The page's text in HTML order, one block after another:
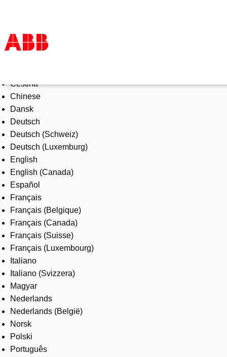
Products & Solutions
Industries
Services
About us
Where to buy
Contact us
Careers
Čeština
Chinese
Dansk
Deutsch
Deutsch (Schweiz)
Deutsch (Luxemburg)
English
English (Canada)
Español
Français
Français (Belgique)
Français (Canada)
Français (Suisse)
Français (Luxembourg)
Italiano
Italiano (Svizzera)
Magyar
Nederlands
Nederlands (België)
Norsk
Polski
Português